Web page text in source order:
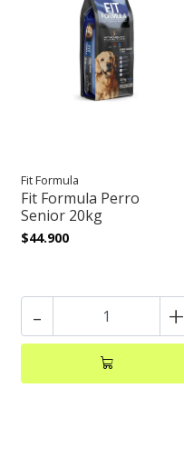
Fit Formula
Fit Formula Perro
Senior 20kg
$44.900
- +